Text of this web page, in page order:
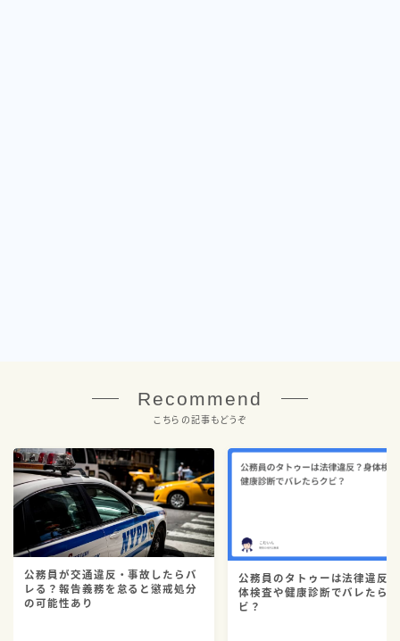
Recommend
こちらの記事もどうぞ
公務員が交通違反・事故したらバ
レる？報告義務を怠ると懲戒処分
の可能性あり
公務員のタトゥーは法律違反
体検査や健康診断でバレたらク
ビ？